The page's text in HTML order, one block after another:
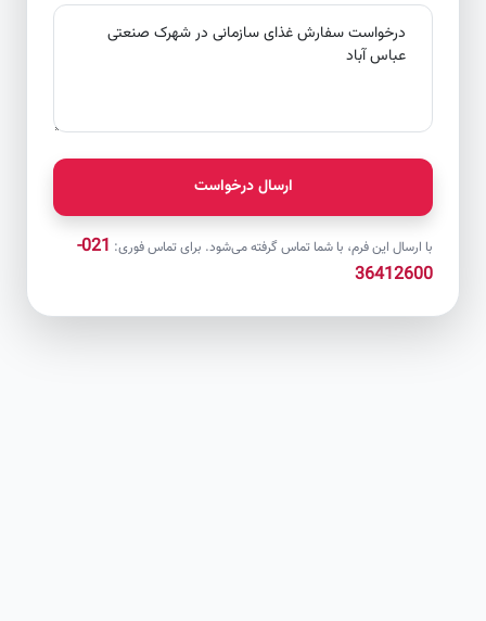
ارسال درخواست
با ارسال این فرم، با شما تماس گرفته می‌شود. برای تماس فوری:
021-
36412600